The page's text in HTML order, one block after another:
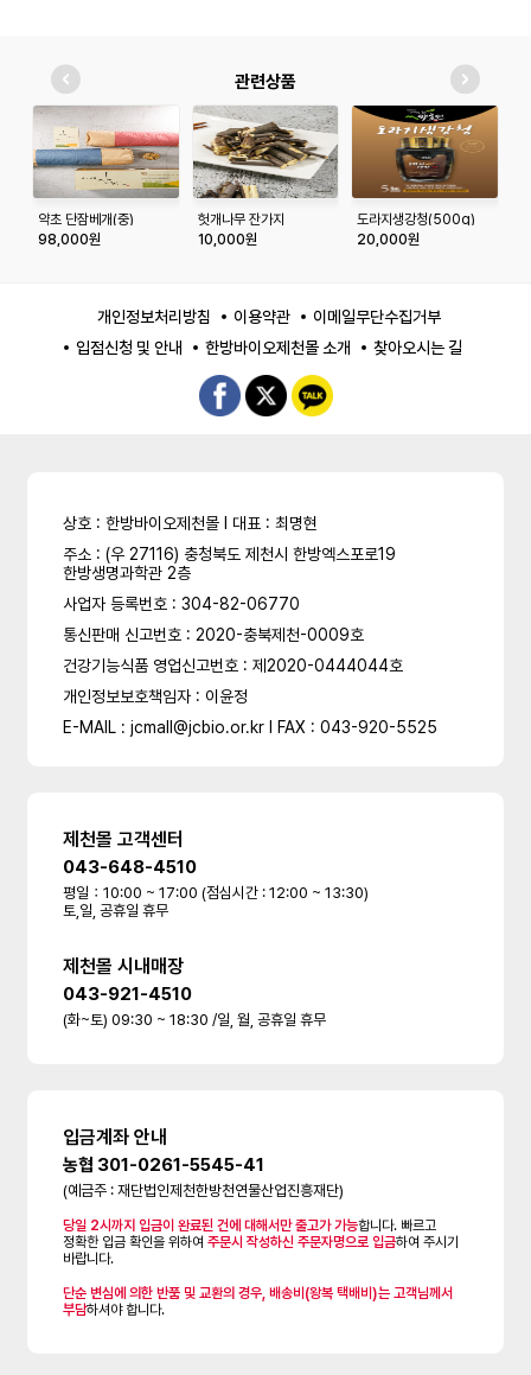
관련상품
약초 단잠베개(중)
98,000원
헛개나무 잔가지
500g*2개
10,000원
도라지생강청(500g)
20,000원
개인정보처리방침 이용약관
이메일무단수집거부
입점신청 및 안내
한방바이오제천몰 소개 찾아오시는 길
상호 : 한방바이오제천몰 l 대표 : 최명현
주소 : (우 27116) 충청북도 제천시 한방엑스포로19
한방생명과학관 2층
사업자 등록번호 : 304-82-06770
통신판매 신고번호 : 2020-충북제천-0009호
건강기능식품 영업신고번호 : 제2020-0444044호
개인정보보호책임자 : 이윤정
E-MAIL : jcmall@jcbio.or.kr l FAX : 043-920-5525
제천몰 고객센터
043-648-4510
평일：10:00 ~ 17:00 (점심시간 : 12:00 ~ 13:30)
토,일, 공휴일 휴무
제천몰 시내매장
043-921-4510
(화~토) 09:30 ~ 18:30 /일, 월, 공휴일 휴무
입금계좌 안내
농협 301-0261-5545-41
(예금주 : 재단법인제천한방천연물산업진흥재단)
당일 2시까지 입금이 완료된 건에 대해서만 출고가 가능합니다. 빠르고
정확한 입금 확인을 위하여주문시 작성하신 주문자명으로 입금하여 주시기
바랍니다.
단순 변심에 의한 반품 및 교환의 경우, 배송비(왕복 택배비)는 고객님께서
부담하셔야 합니다.